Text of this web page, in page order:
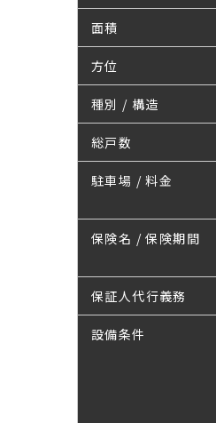
面積
方位
種別 / 構造
総戸数
駐車場 / 料金
保険名 / 保険期間
保証人代行義務
設備条件